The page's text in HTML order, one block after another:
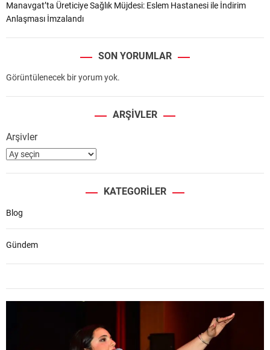
Manavgat’ta Üreticiye Sağlık Müjdesi: Eslem Hastanesi ile İndirim
Anlaşması İmzalandı
SON YORUMLAR
Görüntülenecek bir yorum yok.
ARŞIVLER
Arşivler
KATEGORILER
Blog
Gündem